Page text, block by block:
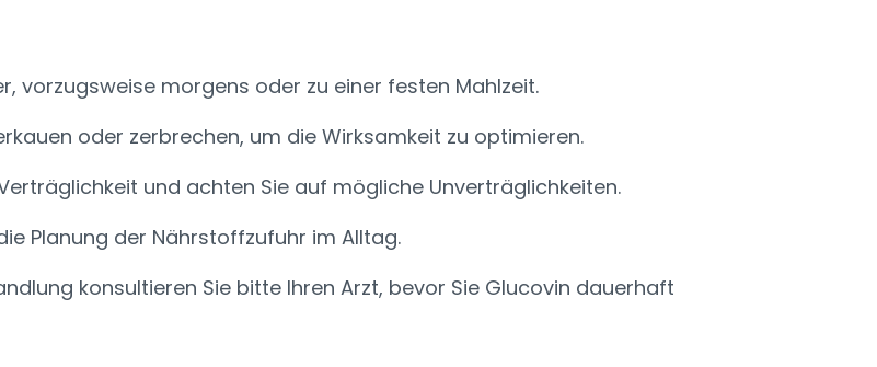
vorzugsweise morgens oder zu einer festen Mahlzeit.
oder zerbrechen, um die Wirksamkeit zu optimieren.
und achten Sie auf mögliche Unverträglichkeiten.
Planung der Nährstoffzufuhr im Alltag.
konsultieren Sie bitte Ihren Arzt, bevor Sie Glucovin dauerhaft